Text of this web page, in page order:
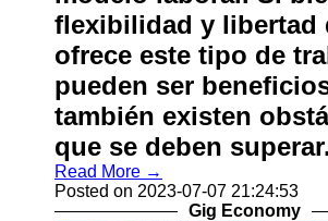
flexibilidad y libertad
ofrece este tipo de
pueden ser
también existen
que se deben superar.
Read More →
Posted on 2023-07-07 21:24:53
Gig Economy